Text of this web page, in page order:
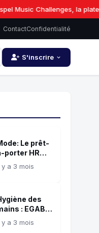
Music Challenges, la
ContactConfidentialité
S'inscrire
Le prêt-
porter HR
y a 3 mois
des
: EGAB
l'afterwork
y a 3 mois